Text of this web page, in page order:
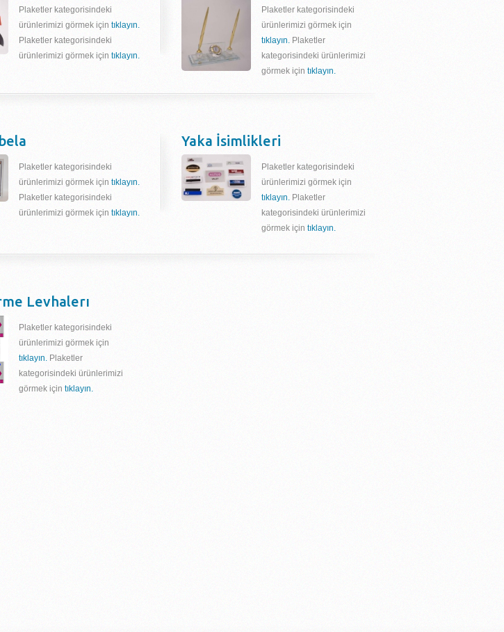
Plaketler kategorisindeki
ürünlerimizi görmek için tıklayın.
Plaketler kategorisindeki
ürünlerimizi görmek için tıklayın.
Plaketler kategorisindeki
ürünlerimizi görmek için
tıklayın. Plaketler
kategorisindeki ürünlerimizi
görmek için tıklayın.
Plaketler kategorisindeki
ürünlerimizi görmek için tıklayın.
Plaketler kategorisindeki
ürünlerimizi görmek için tıklayın.
Yaka İsimlikleri
Plaketler kategorisindeki
ürünlerimizi görmek için
tıklayın. Plaketler
kategorisindeki ürünlerimizi
görmek için tıklayın.
Levhalerı
Plaketler kategorisindeki
ürünlerimizi görmek için
tıklayın. Plaketler
kategorisindeki ürünlerimizi
görmek için tıklayın.